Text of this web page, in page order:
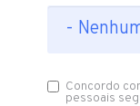
Concordo
pessoais